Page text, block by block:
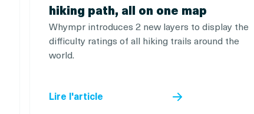
hiking path, all on one map
Whympr introduces 2 new layers to display the
difficulty ratings of all hiking trails around the
world.
Lire l'article